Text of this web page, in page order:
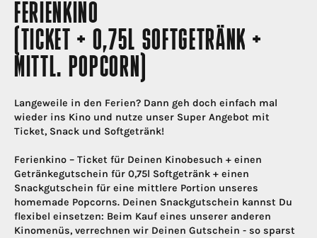
FERIENKINO
(TICKET + 0,75L SOFTGETRÄNK +
MITTL. POPCORN)
Langeweile in den Ferien? Dann geh doch einfach mal
wieder ins Kino und nutze unser Super Angebot mit
Ticket, Snack und Softgetränk!
Ferienkino – Ticket für Deinen Kinobesuch + einen
Getränkegutschein für 0,75l Softgetränk + einen
Snackgutschein für eine mittlere Portion unseres
homemade Popcorns. Deinen Snackgutschein kannst Du
flexibel einsetzen: Beim Kauf eines unserer anderen
Kinomenüs, verrechnen wir Deinen Gutschein - so sparst